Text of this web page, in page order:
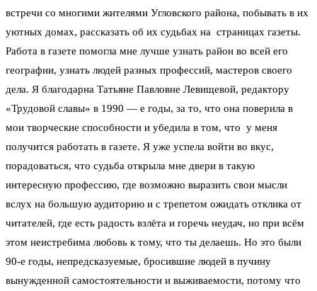
встречи со многими жителями Угловского района, побывать в их
уютных домах, рассказать об их судьбах на страницах газеты.
Работа в газете помогла мне лучше узнать район во всей его
географии, узнать людей разных профессий, мастеров своего
дела. Я благодарна Татьяне Павловне Левищевой, редактору
«Трудовой славы» в 1990 — е годы, за то, что она поверила в
мои творческие способности и убедила в том, что у меня
получится работать в газете. Я уже успела войти во вкус,
порадоваться, что судьба открыла мне двери в такую
интересную профессию, где возможно выразить свои мысли
вслух на большую аудиторию и с трепетом ожидать отклика от
читателей, где есть радость взлёта и горечь неудач, но при всём
этом неистребима любовь к тому, что ты делаешь. Но это были
90-е годы, непредсказуемые, бросившие людей в пучину
вынужденной самостоятельности и выживаемости, потому что